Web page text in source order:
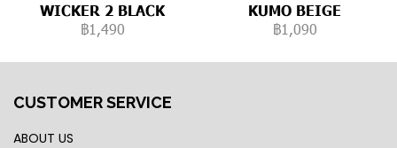
WICKER 2 BLACK
฿1,490
KUMO BEIGE
฿1,090
CUSTOMER SERVICE
ABOUT US